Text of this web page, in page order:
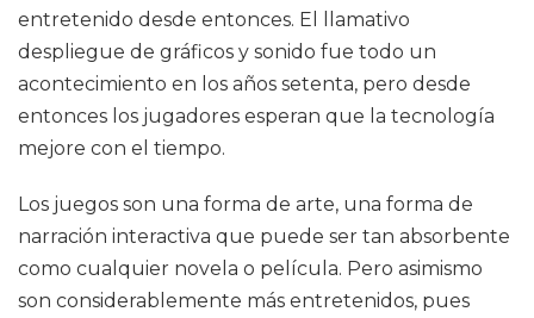
entretenido desde entonces. El llamativo
despliegue de gráficos y sonido fue todo un
acontecimiento en los años setenta, pero desde
entonces los jugadores esperan que la tecnología
mejore con el tiempo.
Los juegos son una forma de arte, una forma de
narración interactiva que puede ser tan absorbente
como cualquier novela o película. Pero asimismo
son considerablemente más entretenidos, pues